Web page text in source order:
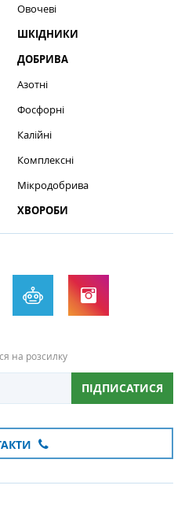
Овочеві
ШКІДНИКИ
ДОБРИВА
Азотні
Фосфорні
Калійні
Комплексні
Мікродобрива
ХВОРОБИ
на розсилку
ПІДПИСАТИСЯ